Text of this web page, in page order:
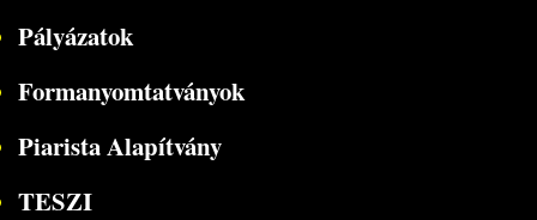
Pályázatok
Formanyomtatványok
Piarista Alapítvány
TESZI